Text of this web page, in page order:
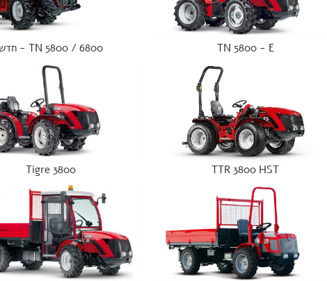
TN 5800 - E TN 5800 / 6800 - חדש
TTR 3800 HST
Tigre 3800